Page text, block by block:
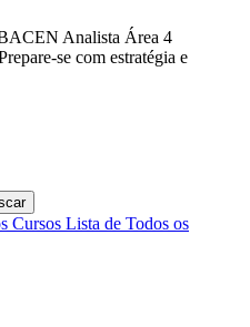
Analista Área 4
se com estratégia e
Cursos Lista de Todos os